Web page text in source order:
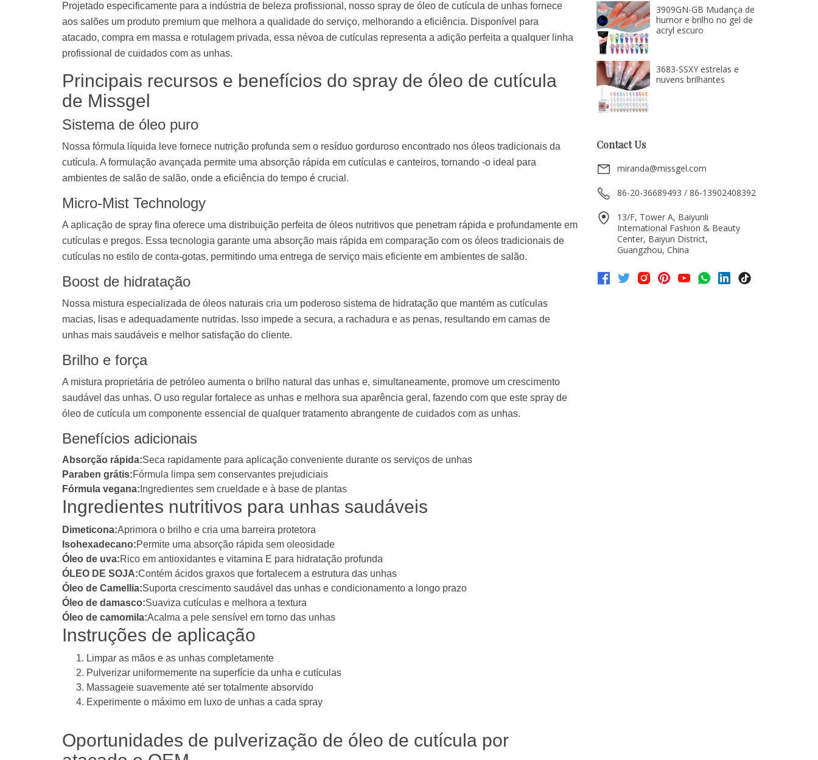
Projetado especificamente para a indústria de beleza profissional, nosso spray de óleo de cutícula de unhas fornece
aos salões um produto premium que melhora a qualidade do serviço, melhorando a eficiência. Disponível para
atacado, compra em massa e rotulagem privada, essa névoa de cutículas representa a adição perfeita a qualquer linha
profissional de cuidados com as unhas.
Principais recursos e benefícios do spray de óleo de cutícula
de Missgel
Sistema de óleo puro
Nossa fórmula líquida leve fornece nutrição profunda sem o resíduo gorduroso encontrado nos óleos tradicionais da
cutícula. A formulação avançada permite uma absorção rápida em cutículas e canteiros, tornando -o ideal para
ambientes de salão de salão, onde a eficiência do tempo é crucial.
Micro-Mist Technology
A aplicação de spray fina oferece uma distribuição perfeita de óleos nutritivos que penetram rápida e profundamente em
cutículas e pregos. Essa tecnologia garante uma absorção mais rápida em comparação com os óleos tradicionais de
cutículas no estilo de conta-gotas, permitindo uma entrega de serviço mais eficiente em ambientes de salão.
Boost de hidratação
Nossa mistura especializada de óleos naturais cria um poderoso sistema de hidratação que mantém as cutículas
macias, lisas e adequadamente nutridas. Isso impede a secura, a rachadura e as penas, resultando em camas de
unhas mais saudáveis ​​e melhor satisfação do cliente.
Brilho e força
A mistura proprietária de petróleo aumenta o brilho natural das unhas e, simultaneamente, promove um crescimento
saudável das unhas. O uso regular fortalece as unhas e melhora sua aparência geral, fazendo com que este spray de
óleo de cutícula um componente essencial de qualquer tratamento abrangente de cuidados com as unhas.
Benefícios adicionais
Absorção rápida:Seca rapidamente para aplicação conveniente durante os serviços de unhas
Paraben grátis:Fórmula limpa sem conservantes prejudiciais
Fórmula vegana: Ingredientes sem crueldade e à base de plantas
Ingredientes nutritivos para unhas saudáveis
Dimeticona:Aprimora o brilho e cria uma barreira protetora
Isohexadecano:Permite uma absorção rápida sem oleosidade
Óleo de uva:Rico em antioxidantes e vitamina E para hidratação profunda
ÓLEO DE SOJA:Contém ácidos graxos que fortalecem a estrutura das unhas
Óleo de Camellia:Suporta crescimento saudável das unhas e condicionamento a longo prazo
Óleo de damasco:Suaviza cutículas e melhora a textura
Óleo de camomila:Acalma a pele sensível em torno das unhas
Instruções de aplicação
Limpar as mãos e as unhas completamente
Pulverizar uniformemente na superfície da unha e cutículas
Massageie suavemente até ser totalmente absorvido
Experimente o máximo em luxo de unhas a cada spray
Oportunidades de pulverização de óleo de cutícula por
3909GN-GB Mudança de
humor e brilho no gel de
acryl escuro
3683-SSXY estrelas e
nuvens brilhantes
Contact Us
miranda@missgel.com
86-20-36689493 / 86-13902408392
13/F, Tower A, Baiyunli
International Fashion & Beauty
Center, Baiyun District,
Guangzhou, China